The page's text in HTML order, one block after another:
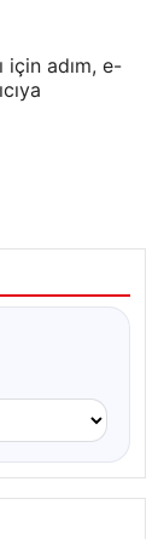
için adım, e-